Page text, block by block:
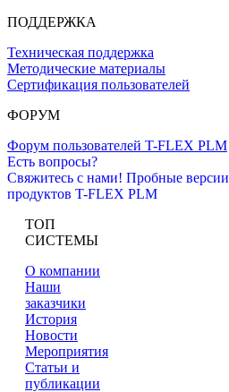
ПОДДЕРЖКА
Техническая поддержка
Методические материалы
Сертификация пользователей
ФОРУМ
Форум пользователей T-FLEX PLM
Есть вопросы?
Свяжитесь с нами! Пробные версии
продуктов T-FLEX PLM
ТОП
СИСТЕМЫ
О компании
Наши
заказчики
История
Новости
Мероприятия
Статьи и
публикации